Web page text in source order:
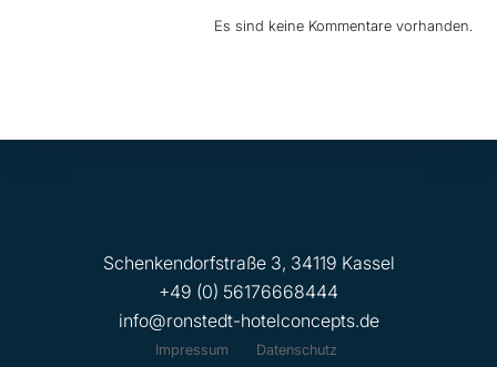
Es sind keine Kommentare vorhanden.
Schenkendorfstraße 3, 34119 Kassel
+49 (0) 56176668444
info@ronstedt-hotelconcepts.de
Impressum
Datenschutz